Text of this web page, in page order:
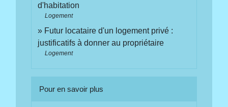
d'habitation
Logement
Futur locataire d'un logement privé :
justificatifs à donner au propriétaire
Logement
Pour en savoir plus